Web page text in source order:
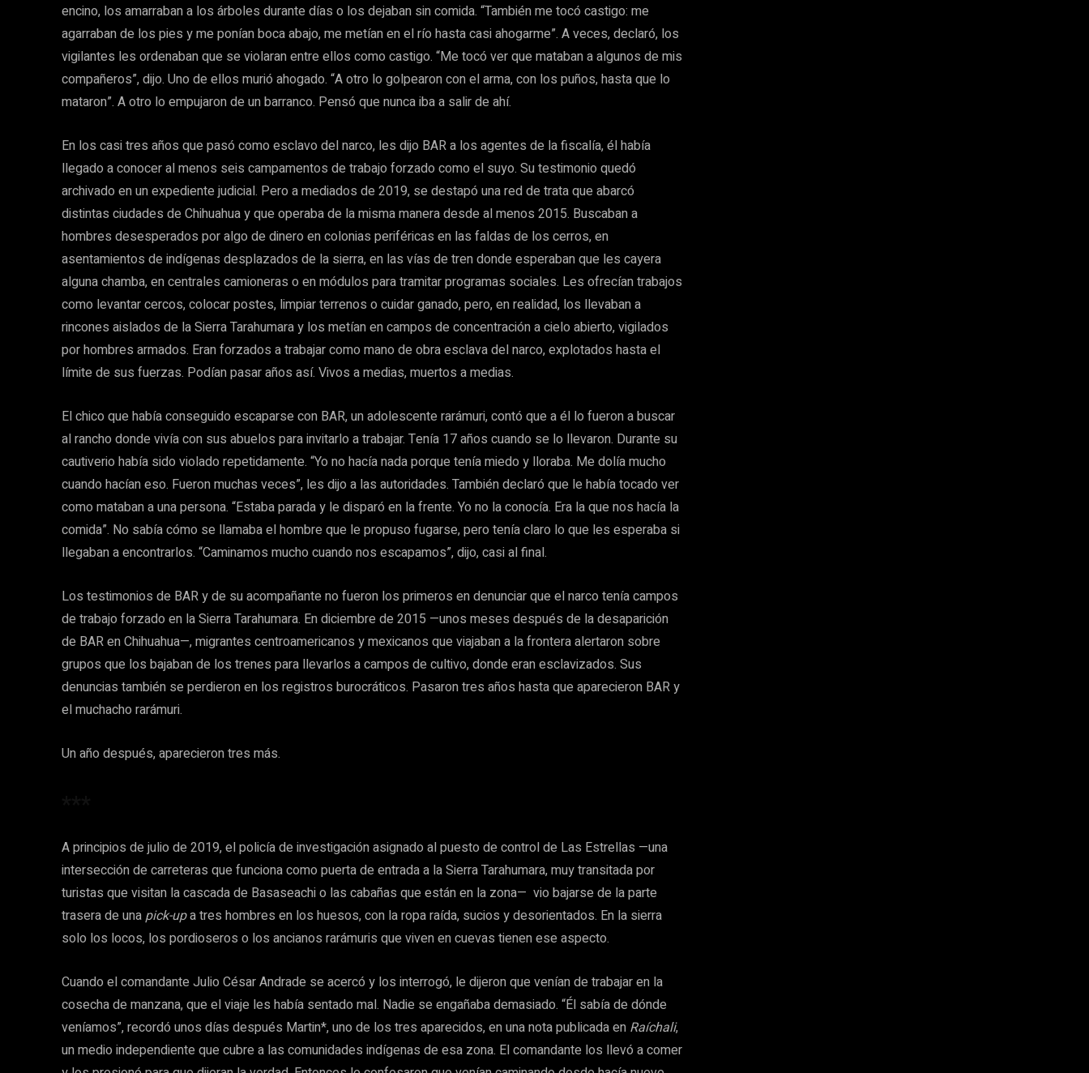
encino, los amarraban a los árboles durante días o los dejaban sin comida. “También me tocó castigo: me
agarraban de los pies y me ponían boca abajo, me metían en el río hasta casi ahogarme”. A veces, declaró, los
vigilantes les ordenaban que se violaran entre ellos como castigo. “Me tocó ver que mataban a algunos de mis
compañeros”, dijo. Uno de ellos murió ahogado. “A otro lo golpearon con el arma, con los puños, hasta que lo
mataron”. A otro lo empujaron de un barranco. Pensó que nunca iba a salir de ahí.
En los casi tres años que pasó como esclavo del narco, les dijo BAR a los agentes de la fiscalía, él había
llegado a conocer al menos seis campamentos de trabajo forzado como el suyo. Su testimonio quedó
archivado en un expediente judicial. Pero a mediados de 2019, se destapó una red de trata que abarcó
distintas ciudades de Chihuahua y que operaba de la misma manera desde al menos 2015. Buscaban a
hombres desesperados por algo de dinero en colonias periféricas en las faldas de los cerros, en
asentamientos de indígenas desplazados de la sierra, en las vías de tren donde esperaban que les cayera
alguna chamba, en centrales camioneras o en módulos para tramitar programas sociales. Les ofrecían trabajos
como levantar cercos, colocar postes, limpiar terrenos o cuidar ganado, pero, en realidad, los llevaban a
rincones aislados de la Sierra Tarahumara y los metían en campos de concentración a cielo abierto, vigilados
por hombres armados. Eran forzados a trabajar como mano de obra esclava del narco, explotados hasta el
límite de sus fuerzas. Podían pasar años así. Vivos a medias, muertos a medias.
El chico que había conseguido escaparse con BAR, un adolescente rarámuri, contó que a él lo fueron a buscar
al rancho donde vivía con sus abuelos para invitarlo a trabajar. Tenía 17 años cuando se lo llevaron. Durante su
cautiverio había sido violado repetidamente. “Yo no hacía nada porque tenía miedo y lloraba. Me dolía mucho
cuando hacían eso. Fueron muchas veces”, les dijo a las autoridades. También declaró que le había tocado ver
como mataban a una persona. “Estaba parada y le disparó en la frente. Yo no la conocía. Era la que nos hacía la
comida”. No sabía cómo se llamaba el hombre que le propuso fugarse, pero tenía claro lo que les esperaba si
llegaban a encontrarlos. “Caminamos mucho cuando nos escapamos”, dijo, casi al final.
Los testimonios de BAR y de su acompañante no fueron los primeros en denunciar que el narco tenía campos
de trabajo forzado en la Sierra Tarahumara. En diciembre de 2015 —unos meses después de la desaparición
de BAR en Chihuahua—, migrantes centroamericanos y mexicanos que viajaban a la frontera alertaron sobre
grupos que los bajaban de los trenes para llevarlos a campos de cultivo, donde eran esclavizados. Sus
denuncias también se perdieron en los registros burocráticos. Pasaron tres años hasta que aparecieron BAR y
el muchacho rarámuri.
Un año después, aparecieron tres más.
A principios de julio de 2019, el policía de investigación asignado al puesto de control de Las Estrellas —una
intersección de carreteras que funciona como puerta de entrada a la Sierra Tarahumara, muy transitada por
turistas que visitan la cascada de Basaseachi o las cabañas que están en la zona— vio bajarse de la parte
trasera de unapick-upa tres hombres en los huesos, con la ropa raída, sucios y desorientados. En la sierra
solo los locos, los pordioseros o los ancianos rarámuris que viven en cuevas tienen ese aspecto.
Cuando el comandante Julio César Andrade se acercó y los interrogó, le dijeron que venían de trabajar en la
cosecha de manzana, que el viaje les había sentado mal. Nadie se engañaba demasiado. “Él sabía de dónde
veníamos”, recordó unos días después Martin*, uno de los tres aparecidos, en una nota publicada en Raíchali,
un medio independiente que cubre a las comunidades indígenas de esa zona. El comandante los llevó a comer